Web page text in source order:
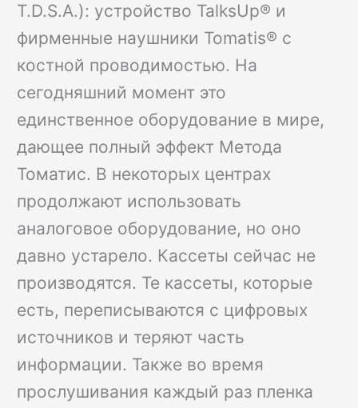
T.D.S.A.): устройство TalksUp® и
фирменные наушники Tomatis® с
костной проводимостью. На
сегодняшний момент это
единственное оборудование в мире,
дающее полный эффект Метода
Томатис. В некоторых центрах
продолжают использовать
аналоговое оборудование, но оно
давно устарело. Кассеты сейчас не
производятся. Те кассеты, которые
есть, переписываются с цифровых
источников и теряют часть
информации. Также во время
прослушивания каждый раз пленка